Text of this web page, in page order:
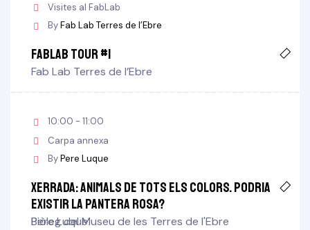
Visites al FabLab
ByFab Lab Terres de l’Ebre
FabLab TOUR #1
Fab Lab Terres de l’Ebre
10:00 - 11:00
Carpa annexa
ByPere Luque
Xerrada: Animals de tots els colors. Podria
existir la pantera rosa?
Pere Luque
Biòleg del Museu de les Terres de l'Ebre